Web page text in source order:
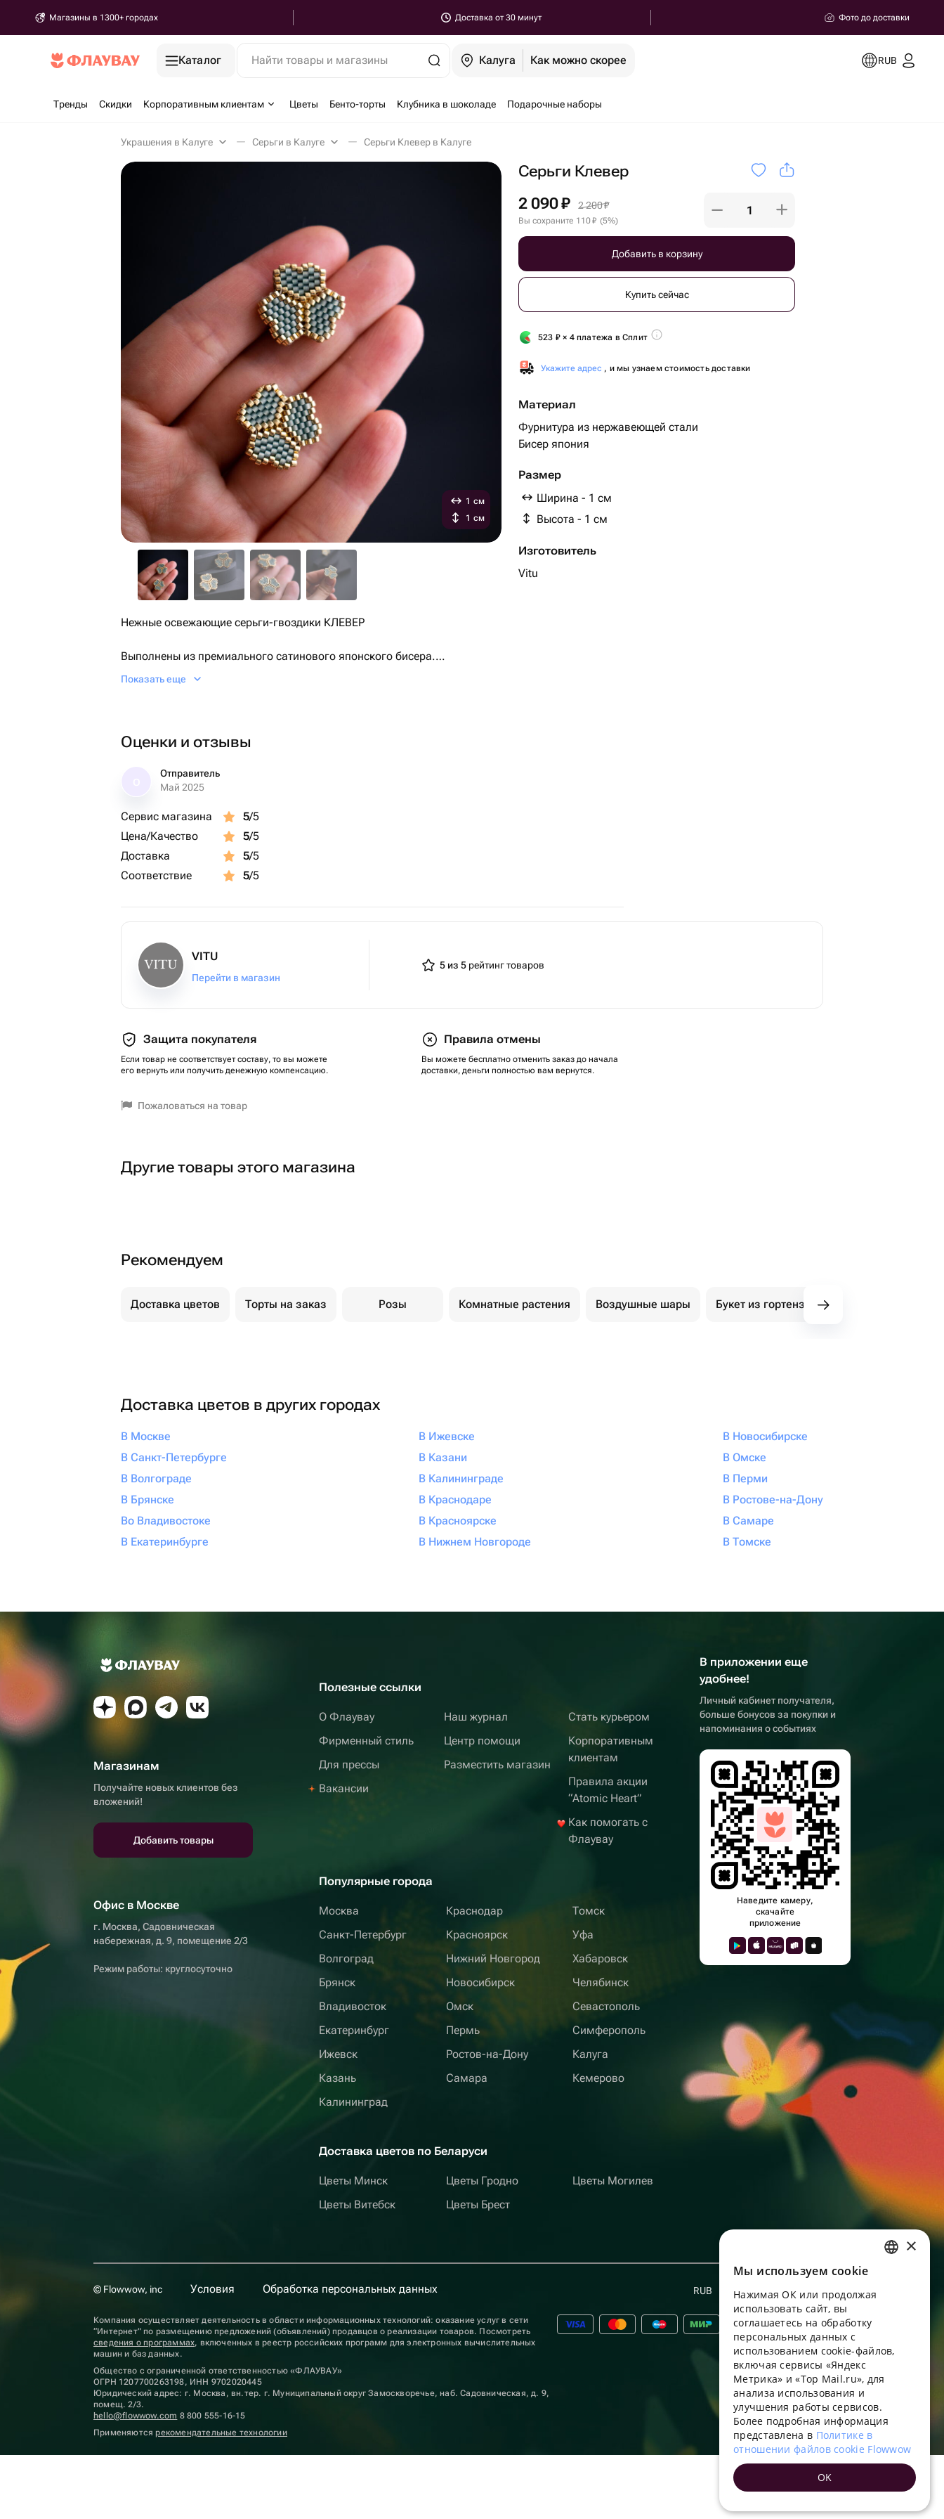
Магазины в 1300+ городах Доставка от 30 минут Фото до доставки
Каталог Найти товары и магазины Калуга Как можно скорее RUB
Тренды Скидки Корпоративным клиентам Цветы Бенто-торты Клубника в шоколаде Подарочные наборы
Украшения в Калуге Серьги в Калуге Серьги Клевер в Калуге
Серьги Клевер
2 090₽ 2 200₽
Вы сохраните 110₽ (5%)
Добавить в корзину
Купить сейчас
523 ₽ × 4 платежа в Сплит
Укажите адрес , и мы узнаем стоимость доставки
Материал
Фурнитура из нержавеющей стали
Бисер япония
Размер
Ширина - 1 см
Высота - 1 см
Изготовитель
Vitu
1 см
1 см
Нежные освежающие серьги-гвоздики КЛЕВЕР
Выполнены из премиального сатинового японского бисера.
Показать еще
Оценки и отзывы
Отправитель
Май 2025
Сервис магазина 5/5
Цена/Качество
5/5
Доставка
5/5
Соответствие
5/5
VITU
Перейти в магазин
5 из 5 рейтинг товаров
Защита покупателя
Если товар не соответствует составу, то вы можете
его вернуть или получить денежную компенсацию.
Правила отмены
Вы можете бесплатно отменить заказ до начала
доставки, деньги полностью вам вернутся.
Пожаловаться на товар
Другие товары этого магазина
Рекомендуем
Доставка цветов Торты на заказ Розы Комнатные растения Воздушные шары Букет из гортензий
Доставка цветов в других городах
В Москве
В Санкт-Петербурге
В Волгограде
В Брянске
Во Владивостоке
В Екатеринбурге
В Ижевске
В Казани
В Калининграде
В Краснодаре
В Красноярске
В Нижнем Новгороде
В Новосибирске
В Омске
В Перми
В Ростове-на-Дону
В Самаре
В Томске
Магазинам
Получайте новых клиентов без
вложений!
Добавить товары
Офис в Москве
г. Москва, Садовническая
набережная, д. 9, помещение 2/3
Режим работы: круглосуточно
Полезные ссылки
О Флаувау
Фирменный стиль
Для прессы
Вакансии
Наш журнал
Центр помощи
Разместить магазин
Стать курьером
Корпоративным
клиентам
Правила акции
“Atomic Heart”
Как помогать с
Флаувау
Популярные города
Москва
Санкт-Петербург
Волгоград
Брянск
Владивосток
Екатеринбург
Ижевск
Казань
Калининград
Краснодар
Красноярск
Нижний Новгород
Новосибирск
Омск
Пермь
Ростов-на-Дону
Самара
Томск
Уфа
Хабаровск
Челябинск
Севастополь
Симферополь
Калуга
Кемерово
Доставка цветов по Беларуси
Цветы Минск
Цветы Витебск
Цветы Гродно
Цветы Брест
Цветы Могилев
В приложении еще
удобнее!
Личный кабинет получателя,
больше бонусов за покупки и
напоминания о событиях
Наведите камеру,
скачайте
приложение
© Flowwow, inc Условия Обработка персональных данных RUB Русский
Компания осуществляет деятельность в области информационных технологий: оказание услуг в сети
“Интернет” по размещению предложений (объявлений) продавцов о реализации товаров. Посмотреть
сведения о программах, включенных в реестр российских программ для электронных вычислительных
машин и баз данных.
Общество с ограниченной ответственностью «ФЛАУВАУ»
ОГРН 1207700263198, ИНН 9702020445
Юридический адрес: г. Москва, вн.тер. г. Муниципальный округ Замоскворечье, наб. Садовническая, д. 9,
помещ. 2/3.
hello@flowwow.com 8 800 555-16-15
Применяютсярекомендательные технологии
ENGLISH
UKRAINIAN
PORTUGUESE
FRENCH
TURKISH
POLISH
×
Мы используем сookie
Нажимая ОК или продолжая
использовать сайт, вы
соглашаетесь на обработку
персональных данных с
использованием cookie-файлов,
включая сервисы «Яндекс
Метрика» и «Top Mail.ru», для
анализа использования и
улучшения работы сервисов.
Более подробная информация
представлена в Политике в
отношении файлов cookie Flowwow
OK